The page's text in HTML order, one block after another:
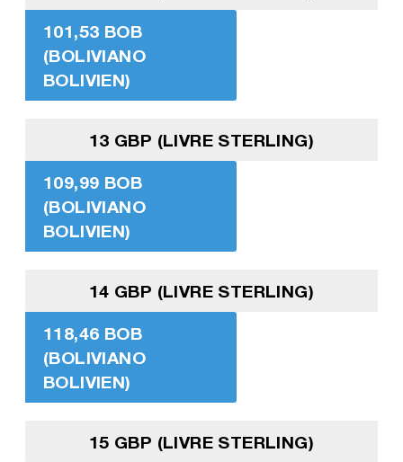
101,53 BOB
(BOLIVIANO
BOLIVIEN)
13 GBP (LIVRE STERLING)
109,99 BOB
(BOLIVIANO
BOLIVIEN)
14 GBP (LIVRE STERLING)
118,46 BOB
(BOLIVIANO
BOLIVIEN)
15 GBP (LIVRE STERLING)